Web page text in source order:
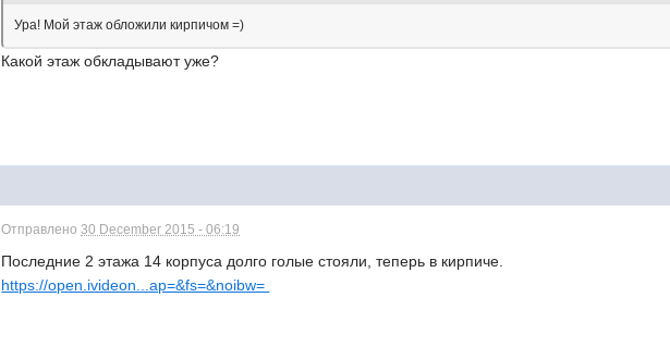
Ура! Мой этаж обложили кирпичом =)
Какой этаж обкладывают уже?
Отправлено30 December 2015 - 06:19
Последние 2 этажа 14 корпуса долго голые стояли, теперь в кирпиче.
https://open.ivideon...ap=&fs=&noibw=